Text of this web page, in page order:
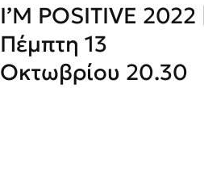
I’M POSITIVE 2022 |
Πέμπτη 13
Οκτωβρίου 20.30